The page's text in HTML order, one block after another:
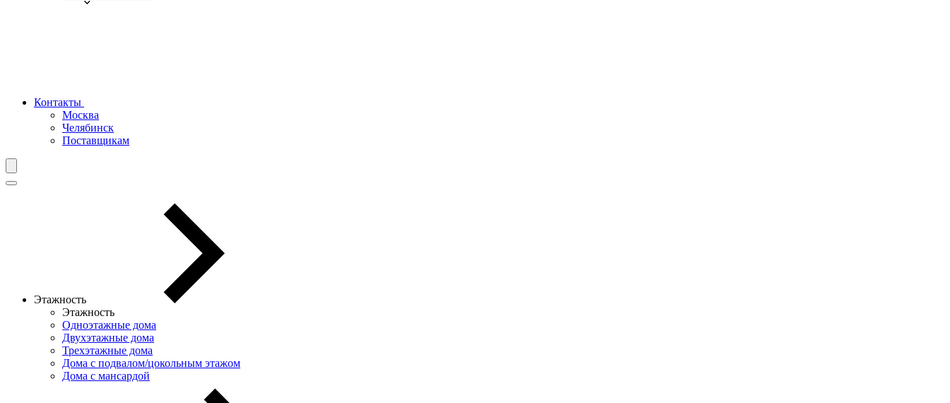
Контакты
Москва
Челябинск
Поставщикам
Этажность
Этажность
Одноэтажные дома
Двухэтажные дома
Трехэтажные дома
Дома с подвалом/цокольным этажом
Дома с мансардой